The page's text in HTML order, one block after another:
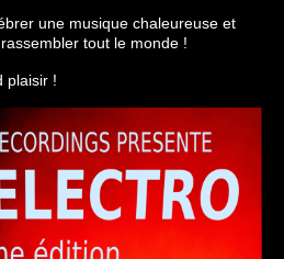
une musique chaleureuse et
tout le monde !
plaisir !